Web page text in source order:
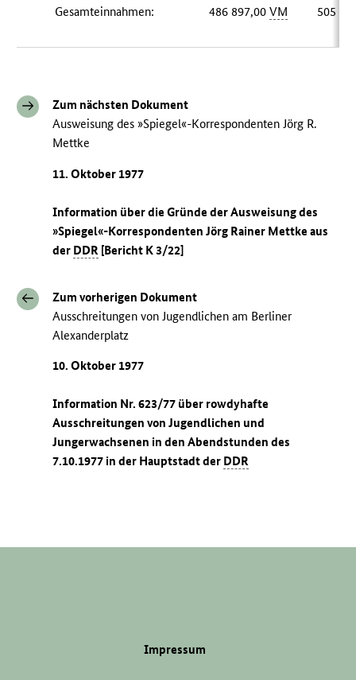
Gesamteinnahmen: 486 897,00VM 505
Zum nächsten Dokument
Ausweisung des »Spiegel«-Korrespondenten Jörg R.
Mettke
11. Oktober 1977
Information über die Gründe der Ausweisung des
»Spiegel«-Korrespondenten Jörg Rainer Mettke aus
der DDR [Bericht K 3/22]
Zum vorherigen Dokument
Ausschreitungen von Jugendlichen am Berliner
Alexanderplatz
10. Oktober 1977
Information Nr. 623/77 über rowdyhafte
Ausschreitungen von Jugendlichen und
Jungerwachsenen in den Abendstunden des
7.10.1977 in der Hauptstadt der DDR
Impressum